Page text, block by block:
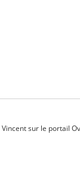
Vincentsur le portail